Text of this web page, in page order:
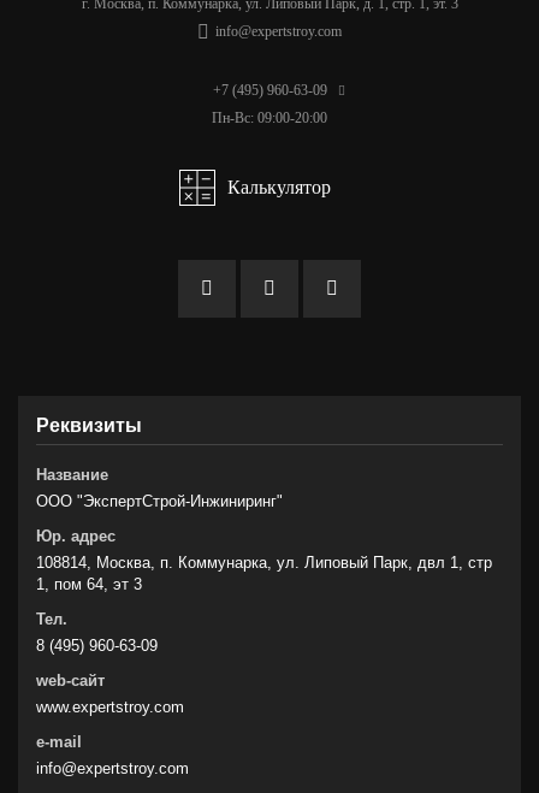
info@expertstroy.com
+7 (495) 960-63-09
Пн-Вс: 09:00-20:00
Калькулятор
Реквизиты
Название
ООО "ЭкспертСтрой-Инжиниринг"
Юр. адрес
108814, Москва, п. Коммунарка, ул. Липовый Парк, двл 1, стр
1, пом 64, эт 3
Тел.
8 (495) 960-63-09
web-сайт
www.expertstroy.com
e-mail
info@expertstroy.com